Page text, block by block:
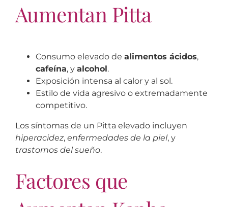
Aumentan Pitta
Consumo elevado de alimentos ácidos,
cafeína, y alcohol.
Exposición intensa al calor y al sol.
Estilo de vida agresivo o extremadamente
competitivo.
Los síntomas de un Pitta elevado incluyen
hiperacidez, enfermedades de la piel, y
trastornos del sueño.
Factores que